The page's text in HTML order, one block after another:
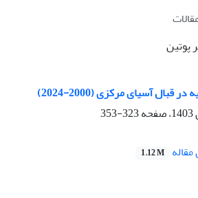
پوتین
آسیای مرکزی (2000-2024)
323-353
1.12 M